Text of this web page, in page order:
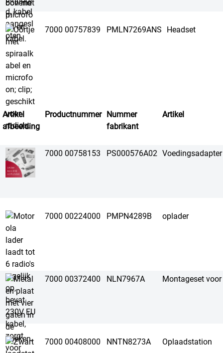
7000 00757839 PMLN7269ANS Headset
Artikel
afbeelding
Productnummer Nummer
fabrikant
Artikel
7000 00758153 PS000576A02 Voedingsadapter
7000 00224000 PMPN4289B oplader
7000 00372400 NLN7967A Montageset
7000 00408000 NNTN8273A Oplaadstation